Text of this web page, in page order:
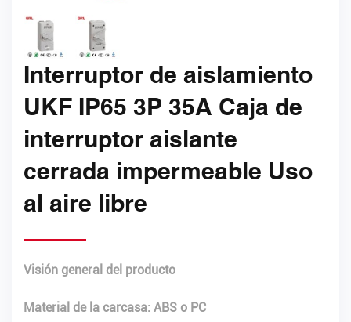
Interruptor de aislamiento
UKF IP65 3P 35A Caja de
interruptor aislante
cerrada impermeable Uso
al aire libre
Visión general del producto
Material de la carcasa: ABS o PC